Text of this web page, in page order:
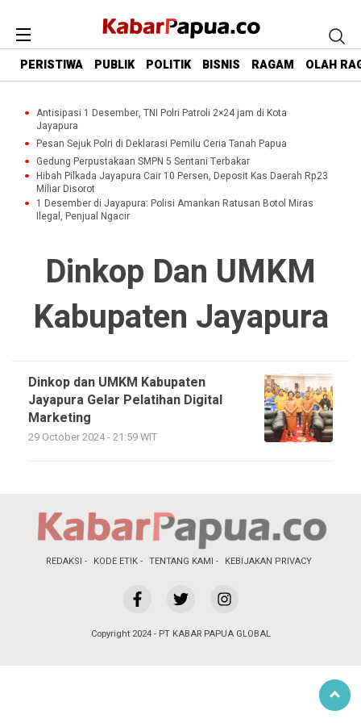
PERISTIWA PUBLIK POLITIK BISNIS RAGAM OLAH
Antisipasi 1 Desember, TNI Polri Patroli 2×24 jam di Kota
Jayapura
Pesan Sejuk Polri di Deklarasi Pemilu Ceria Tanah Papua
Gedung Perpustakaan SMPN 5 Sentani Terbakar
Hibah Pilkada Jayapura Cair 10 Persen, Deposit Kas Daerah Rp23
Miliar Disorot
1 Desember di Jayapura: Polisi Amankan Ratusan Botol Miras
Ilegal, Penjual Ngacir
Dinkop Dan UMKM
Kabupaten Jayapura
Dinkop dan UMKM Kabupaten
Jayapura Gelar Pelatihan Digital
Marketing
29 October 2024 - 21:59 WIT
REDAKSI KODE ETIK TENTANG KAMI KEBIJAKAN PRIVACY
Copyright 2024 - PT KABAR PAPUA GLOBAL